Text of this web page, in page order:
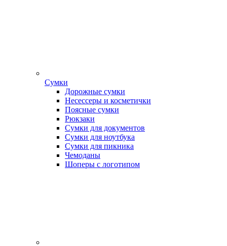
Сумки
Дорожные сумки
Несессеры и косметички
Поясные сумки
Рюкзаки
Сумки для документов
Сумки для ноутбука
Сумки для пикника
Чемоданы
Шоперы с логотипом